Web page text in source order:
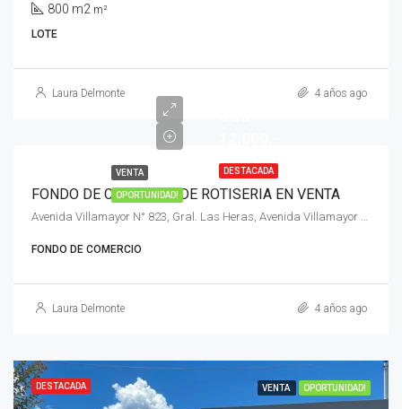
800 m2 m²
LOTE
Laura Delmonte 4 años ago
DESTACADA
VENTA
OPORTUNIDAD!
FONDO DE COMERCIO DE ROTISERIA EN VENTA
FONDO DE COMERCIO
Laura Delmonte 4 años ago
DESTACADA VENTA OPORTUNIDAD!